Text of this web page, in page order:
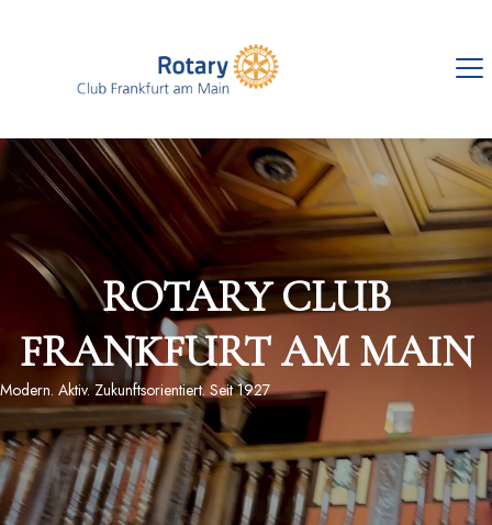
ROTARY CLUB
FRANKFURT AM MAIN
Modern. Aktiv. Zukunftsorientiert. Seit 1927